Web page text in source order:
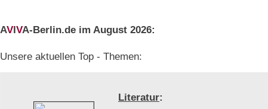
AVIVA-Berlin.de im August 2026:
Unsere aktuellen Top - Themen:
Literatur: